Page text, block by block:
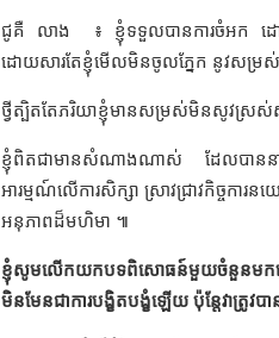
ជូគឺ លាង ៖ ខ្ញុំទទួលបានការចំអក ដោយស
ដោយសារតែខ្ញុំមើលមិនចូលភ្នែក នូវសម្រ
ថ្វីត្បិតតែភរិយាខ្ញុំមានសម្រស់មិនសូវស្រស់ស្
ខ្ញុំពិតជាមានសំណាងណាស់ ដែលបាននាង
អារម្មណ៍លើការសិក្សា ស្រាវជ្រាវកិច្ច
អនុភាពដ៏មហិមា ៕
ខ្ញុំសូមលើកយកបទពិសោធន៍មួយចំនួនមកក្រ
មិនមែនជាការបង្ខិតបង្ខំឡើយ ប៉ុន្តែវាត្រូវ